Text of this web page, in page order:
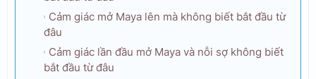
Cảm giác mở Maya lên mà không biết bắt đầu từ
đâu
Cảm giác lần đầu mở Maya và nỗi sợ không biết
bắt đầu từ đâu